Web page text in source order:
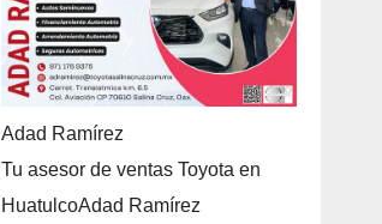
Adad Ramírez
Tu asesor de ventas Toyota en
HuatulcoAdad Ramírez